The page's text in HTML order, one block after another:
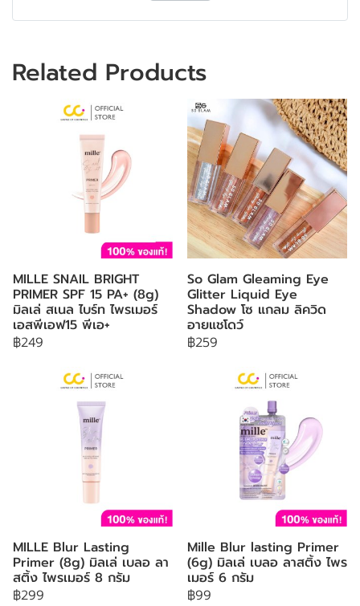
Related Products
MILLE SNAIL BRIGHT
PRIMER SPF 15 PA+ (8g)
มิลเล่ สเนล ไบร์ท ไพรเมอร์
เอสพีเอฟ15 พีเอ+
฿249
So Glam Gleaming Eye
Glitter Liquid Eye
Shadow โซ แกลม ลิควิด
อายแชโดว์
฿259
MILLE Blur Lasting
Primer (8g) มิลเล่ เบลอ ลา
สติ้ง ไพรเมอร์ 8 กรัม
฿299
Mille Blur lasting Primer
(6g) มิลเล่ เบลอ ลาสติ้ง ไพร
เมอร์ 6 กรัม
฿99